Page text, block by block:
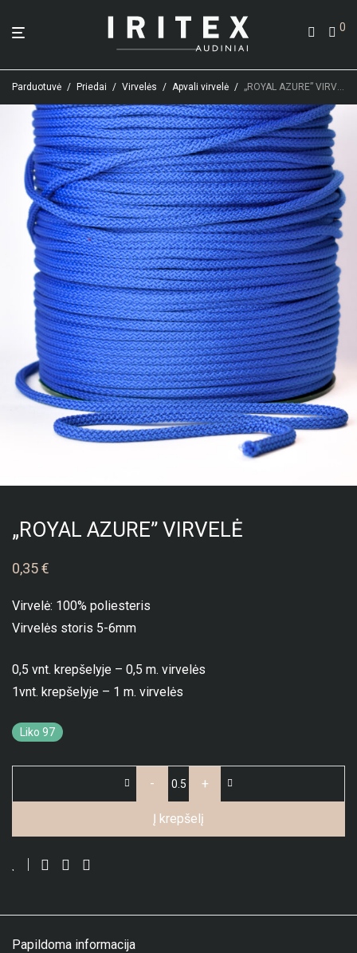
0
Parduotuvė / Priedai / Virvelės / Apvali virvelė / „ROYAL AZURE” VIRVELĖ
„ROYAL AZURE” VIRVELĖ
0,35€
Virvelė: 100% poliesteris
Virvelės storis 5-6mm
0,5 vnt. krepšelyje – 0,5 m. virvelės
1vnt. krepšelyje – 1 m. virvelės
Liko 97
- +
Į krepšelį
Papildoma informacija